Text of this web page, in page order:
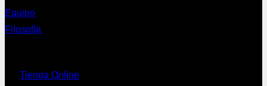
Equipo
Filosofía
Tienda Online